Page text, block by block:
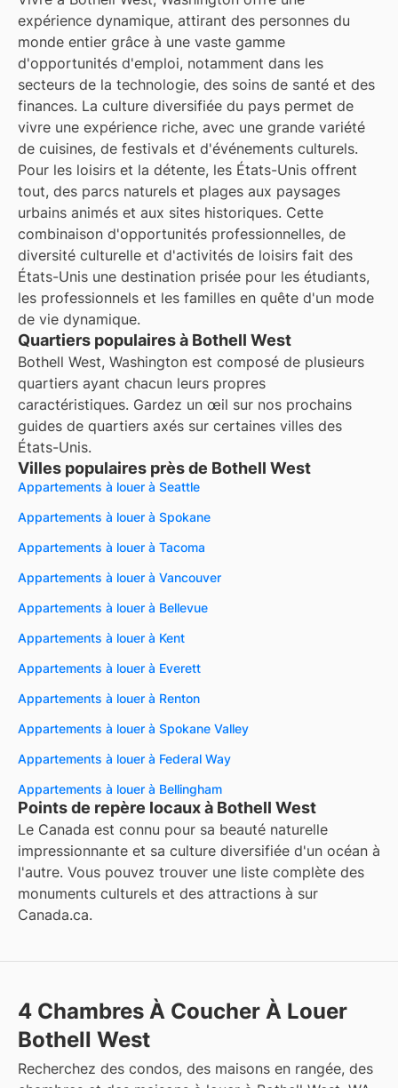
expérience dynamique, attirant des personnes du
monde entier grâce à une vaste gamme
d'opportunités d'emploi, notamment dans les
secteurs de la technologie, des soins de santé et des
finances. La culture diversifiée du pays permet de
vivre une expérience riche, avec une grande variété
de cuisines, de festivals et d'événements culturels.
Pour les loisirs et la détente, les États-Unis offrent
tout, des parcs naturels et plages aux paysages
urbains animés et aux sites historiques. Cette
combinaison d'opportunités professionnelles, de
diversité culturelle et d'activités de loisirs fait des
États-Unis une destination prisée pour les étudiants,
les professionnels et les familles en quête d'un mode
de vie dynamique.
Quartiers populaires à Bothell West
Bothell West, Washington est composé de plusieurs
quartiers ayant chacun leurs propres
caractéristiques. Gardez un œil sur nos prochains
guides de quartiers axés sur certaines villes des
États-Unis.
Villes populaires près de Bothell West
Appartements à louer à Seattle
Appartements à louer à Spokane
Appartements à louer à Tacoma
Appartements à louer à Vancouver
Appartements à louer à Bellevue
Appartements à louer à Kent
Appartements à louer à Everett
Appartements à louer à Renton
Appartements à louer à Spokane Valley
Appartements à louer à Federal Way
Appartements à louer à Bellingham
Points de repère locaux à Bothell West
Le Canada est connu pour sa beauté naturelle
impressionnante et sa culture diversifiée d'un océan à
l'autre. Vous pouvez trouver une liste complète des
monuments culturels et des attractions à sur
Canada.ca.
4 Chambres À Coucher À Louer
Bothell West
Recherchez des condos, des maisons en rangée, des